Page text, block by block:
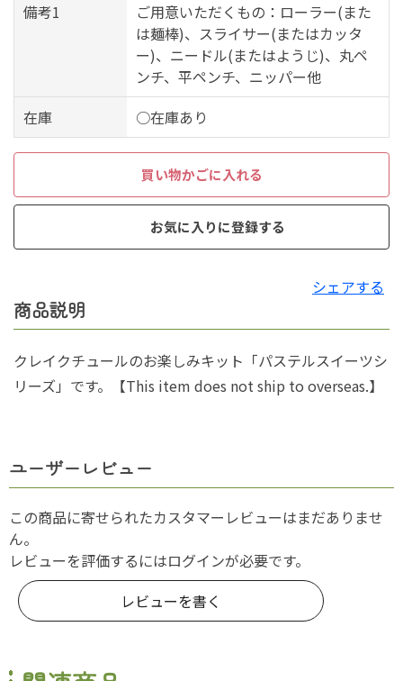
備考1
ご用意いただくもの：ローラー(また
は麺棒)、スライサー(またはカッタ
ー)、ニードル(またはようじ)、丸ペ
ンチ、平ペンチ、ニッパー他
在庫
○在庫あり
買い物かごに入れる
お気に入りに登録する
シェアする
商品説明
クレイクチュールのお楽しみキット「パステルスイーツシ
リーズ」です。【This item does not ship to overseas.】
ユーザーレビュー
この商品に寄せられたカスタマーレビューはまだありませ
ん。
レビューを評価するにはログインが必要です。
レビューを書く